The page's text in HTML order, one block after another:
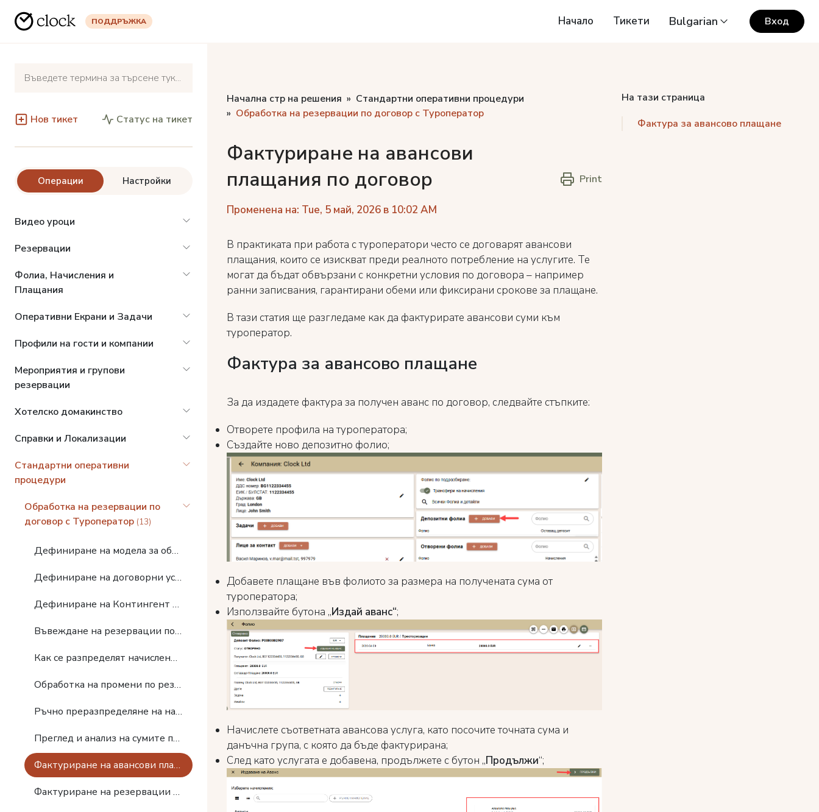
ПОДДРЪЖКА Начало Тикети Bulgarian Вход
Нов тикет Статус на тикет
Операции Настройки
Видео уроци
Резервации
Фолиа, Начисления и
Плащания
Оперативни Екрани и Задачи
Профили на гости и компании
Мероприятия и групови
резервации
Хотелско домакинство
Справки и Локализации
Стандартни оперативни
процедури
Обработка на резервации по
договор с Туроператор (13)
Дефиниране на модела за обработка на резервациите
Дефиниране на договорни условия за работа с туроператор
Дефиниране на Контингент по договор
Въвеждане на резервации по договор с туроператор
Как се разпределят начисленията при резервации от туроператор
Обработка на промени по резервации от туроператор
Ръчно преразпределяне на начисления (изключения)
Преглед и анализ на сумите по резервации от туроператор
Фактуриране на авансови плащания по договор
Фактуриране на резервации от туроператор
Начална стр на решения
Стандартни оперативни процедури
Обработка на резервации по договор с Туроператор
Фактуриране на авансови
плащания по договор
Променена на: Tue, 5 май, 2026 в 10:02 AM
Print
В практиката при работа с туроператори често се договарят авансови
плащания, които се изискват преди реалното потребление на услугите. Те
могат да бъдат обвързани с конкретни условия по договора – например
ранни записвания, гарантирани обеми или фиксирани срокове за плащане.
В тази статия ще разгледаме как да фактурирате авансови суми към
туроператор.
Фактура за авансово плащане
За да издадете фактура за получен аванс по договор, следвайте стъпките:
Отворете профила на туроператора;
Създайте ново депозитно фолио;
Добавете плащане във фолиото за размера на получената сума от
туроператора;
Използвайте бутона „Издай аванс“;
Начислете съответната авансова услуга, като посочите точната сума и
данъчна група, с която да бъде фактурирана;
След като услугата е добавена, продължете с бутон „Продължи“;
На тази страница
Фактура за авансово плащане